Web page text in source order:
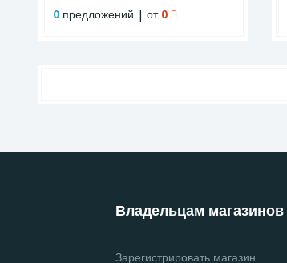
0предложений | от 0
Владельцам магазинов
Зарегистрировать магазин